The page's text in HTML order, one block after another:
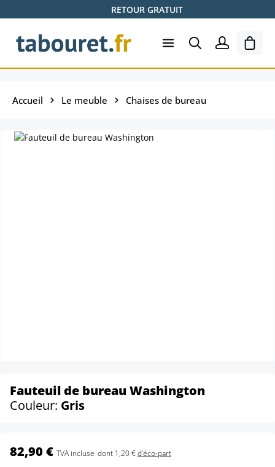
Passer au contenu principalRETOUR GRATUIT
Le
Accueil Le meuble Chaises de bureau
Fauteuil de bureau Washington
Couleur: Gris
82,90 € TVA incluse dont 1,20 €d'éco-part